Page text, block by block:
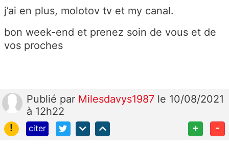
j’ai en plus, molotov tv et my canal.
bon week-end et prenez soin de vous et de
vos proches
Publié par Milesdavys1987 le 10/08/2021
à 12h22
!
citer + -